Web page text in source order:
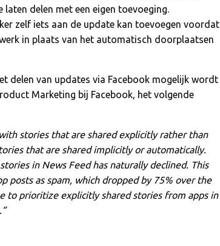
delen met een eigen toevoeging.
zelf iets aan de update kan toevoegen voordat
in plaats van het automatisch doorplaatsen
delen van updates via Facebook mogelijk wordt
Marketing bij Facebook, het volgende
stories that are shared explicitly rather than
that are shared implicitly or automatically.
in News Feed has naturally declined. This
posts as spam, which dropped by 75% over the
to prioritize explicitly shared stories from apps in